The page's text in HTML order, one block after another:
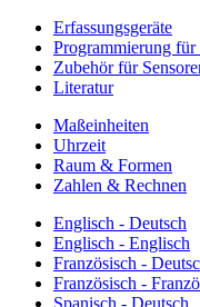
Erfassungsgeräte
Programmierung für
Zubehör für
Literatur
Maßeinheiten
Uhrzeit
Raum & Formen
Zahlen & Rechnen
Englisch - Deutsch
Englisch - Englisch
Französisch -
Französisch -
Spanisch - Deutsch